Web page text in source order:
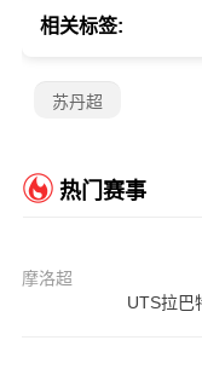
相关标签:
苏丹超
热门赛事
摩洛超
UTS拉巴